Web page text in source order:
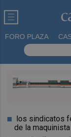
FORO PLAZA
los sindicatos
de la